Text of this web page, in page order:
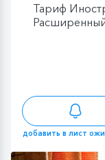
Тариф
добавить в лист